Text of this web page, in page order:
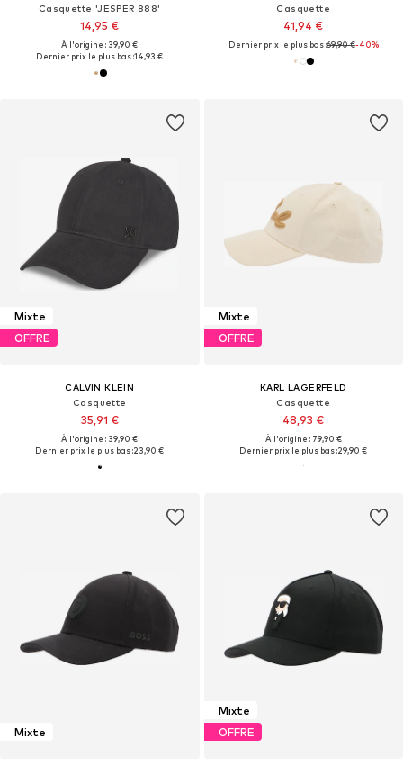
Casquette 'JESPER 888'
14,95 €
À l'origine : 39,90 €
Dernier prix le plus bas :14,93 €
Casquette
41,94 €
Dernier prix le plus bas :69,90 €-40%
Mixte
OFFRE
CALVIN KLEIN
Casquette
35,91 €
À l'origine : 39,90 €
Dernier prix le plus bas :23,90 €
Mixte
OFFRE
KARL LAGERFELD
Casquette
48,93 €
À l'origine : 79,90 €
Dernier prix le plus bas :29,90 €
Mixte
Mixte
OFFRE